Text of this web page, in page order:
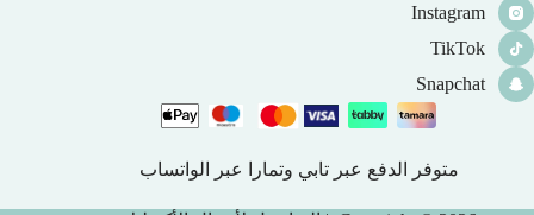
Instagram
TikTok
Snapchat
متوفر الدفع عبر تابي وتمارا عبر الواتساب